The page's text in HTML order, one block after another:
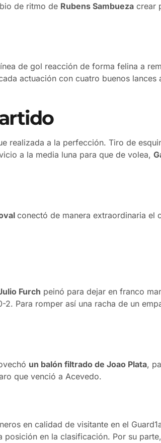
de ritmo de Rubens Sambueza crear
de gol reacción de forma felina a
actuación con cuatro buenos
realizada a la perfección. Tiro de
a la media luna para que de volea,
conectó de manera extraordinaria el
Furch peinó para dejar en franco
Para romper así una racha de un
un balón filtrado de Joao Plata,
que venció a Acevedo.
en calidad de visitante en el
posición en la clasificación. Por su